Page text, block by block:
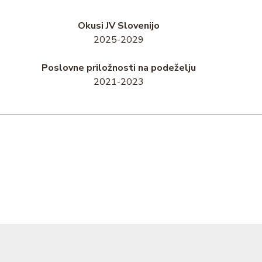
Okusi JV Slovenijo
2025-2029
Poslovne priložnosti na podeželju
2021-2023